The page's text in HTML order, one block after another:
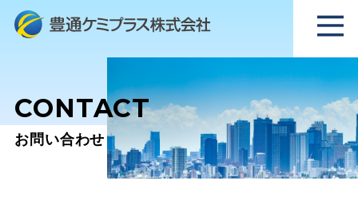
CONTACT
お問い合わせ